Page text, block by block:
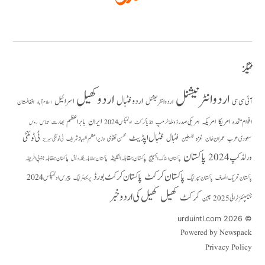
ٹیگز
آئی سی سی اردو انٹرنیشنل اردو انٹر نیشنل اردو فٹبالاردو کھیل اسرائیل اسلام آباد افغانستان
اقوام متحدہ امریکا امریکہ امریکی صدر ڈونلڈ ٹرمپ انڈیا کرکٹ اولمپکس 2024 ایران بابر اعظم بھارت حماس روس
سعودی عرب عمران خان غزہ فلسطین فٹبال فٹبال اپڈیٹ محسن نقوی وزیراعظم شہباز شریف ٹی ٹوئنٹی سیریز ٹی ٹوئنٹی
ورلڈ کپ 2024
پاکستان پاکستان اسٹاک ایکسچینج پاکستان بمقابلہ انگلینڈ پاکستان بمقابلہ بنگلہ دیش پاکستان بمقابلہ جنوبی افریقہ
پاکستان تحریک انصاف پاکستان سپر لیگ پاکستان کرکٹ پاکستان کرکٹ بورڈ پریمیئر لیگ پیرس اولمپکس 2024
چیمپئنز ٹرافی 2025 چین کرکٹ کھیل کھیل کی اردو خبر
© 2026 urduintl.com
Powered by Newspack
Privacy Policy